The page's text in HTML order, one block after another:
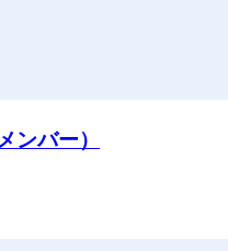
ンバー）